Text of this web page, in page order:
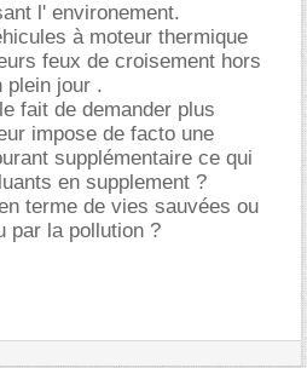
l' environement.
à moteur thermique
feux de croisement hors
plein jour .
fait de demander plus
impose de facto une
supplémentaire ce qui
en supplement ?
terme de vies sauvées ou
par la pollution ?